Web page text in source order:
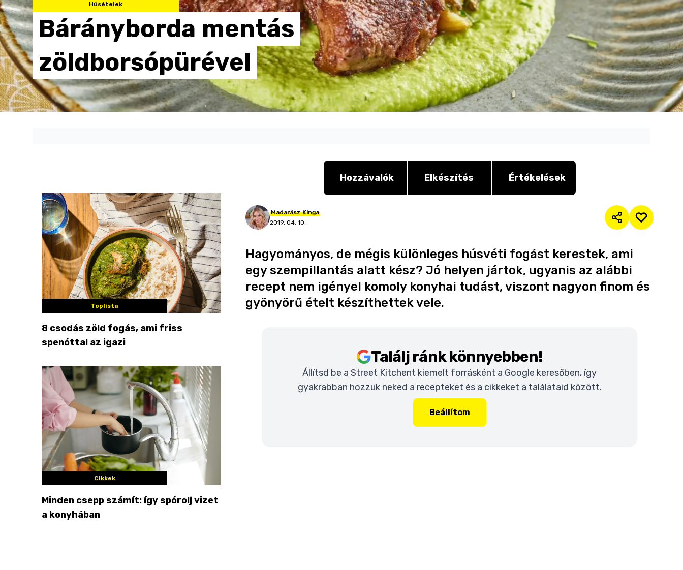
Húsételek
Bárányborda mentás
zöldborsópürével
Toplista
8 csodás zöld fogás, ami friss
spenóttal az igazi
Cikkek
Minden csepp számít: így spórolj vizet
a konyhában
Hozzávalók Elkészítés Értékelések
Madarász Kinga
2019. 04. 10.
Hagyományos, de mégis különleges húsvéti fogást kerestek, ami
egy szempillantás alatt kész? Jó helyen jártok, ugyanis az alábbi
recept nem igényel komoly konyhai tudást, viszont nagyon finom és
gyönyörű ételt készíthettek vele.
Találj ránk könnyebben!
Állítsd be a Street Kitchent kiemelt forrásként a Google keresőben, így
gyakrabban hozzuk neked a recepteket és a cikkeket a találataid között.
Beállítom